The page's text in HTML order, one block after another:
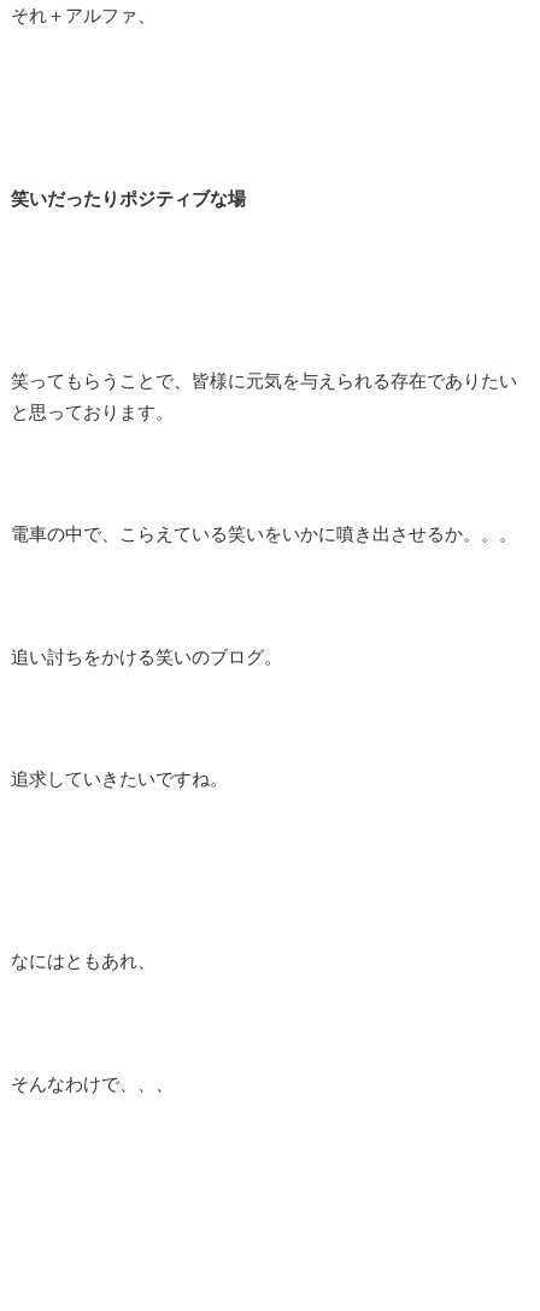
それ＋アルファ、
笑いだったりポジティブな場
笑ってもらうことで、皆様に元気を与えられる存在でありたい
と思っております。
電車の中で、こらえている笑いをいかに噴き出させるか。。。
追い討ちをかける笑いのブログ。
追求していきたいですね。
なにはともあれ、
そんなわけで、、、